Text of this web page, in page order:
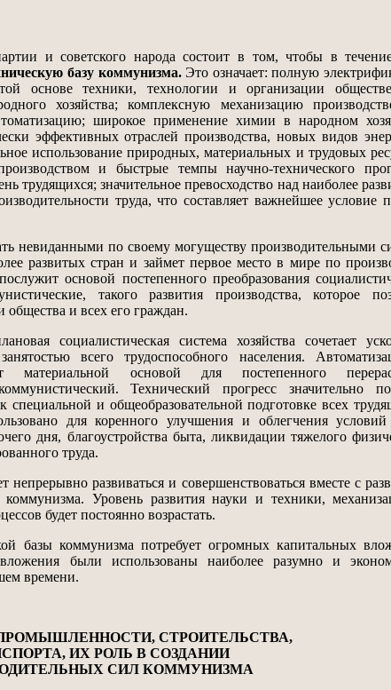
и советского народа состоит в том, чтобы в
базу коммунизма.Это означает: полную
основе техники, технологии и организации
хозяйства; комплексную механизацию
широкое применение химии в народном
эффективных отраслей производства, новых видов
использование природных, материальных и трудовых
и быстрые темпы научно-технического
трудящихся; значительное превосходство над наиболее
труда, что составляет важнейшее условие
невиданными по своему могуществу производительными
развитых стран и займет первое место в мире по
основой постепенного преобразования
такого развития производства, которое
общества и всех его граждан.
социалистическая система хозяйства сочетает
всего трудоспособного населения.
материальной основой для постепенного
Технический прогресс значительно
специальной и общеобразовательной подготовке всех
для коренного улучшения и облегчения условий
дня, благоустройства быта, ликвидации тяжелого
труда.
непрерывно развиваться и совершенствоваться вместе с
Уровень развития науки и техники,
будет постоянно возрастать.
базы коммунизма потребует огромных капитальных
были использованы наиболее разумно и
времени.
ПРОМЫШЛЕННОСТИ, СТРОИТЕЛЬСТВА,
ИХ РОЛЬ В СОЗДАНИИ
СИЛ КОММУНИЗМА